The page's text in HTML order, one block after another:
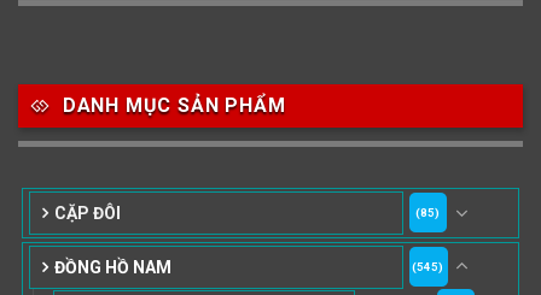
DANH MỤC SẢN PHẨM
CẶP ĐÔI (85)
ĐỒNG HỒ NAM (545)